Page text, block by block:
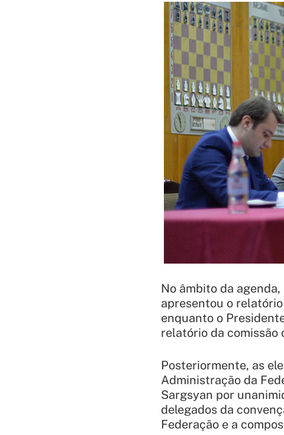
No âmbito da
apresentou o
enquanto o
relatório da comissão
Posteriormente, as
Administração da
Sargsyan por
delegados da
Federação e a